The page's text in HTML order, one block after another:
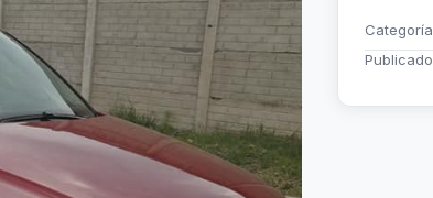
Categoría
Publicado